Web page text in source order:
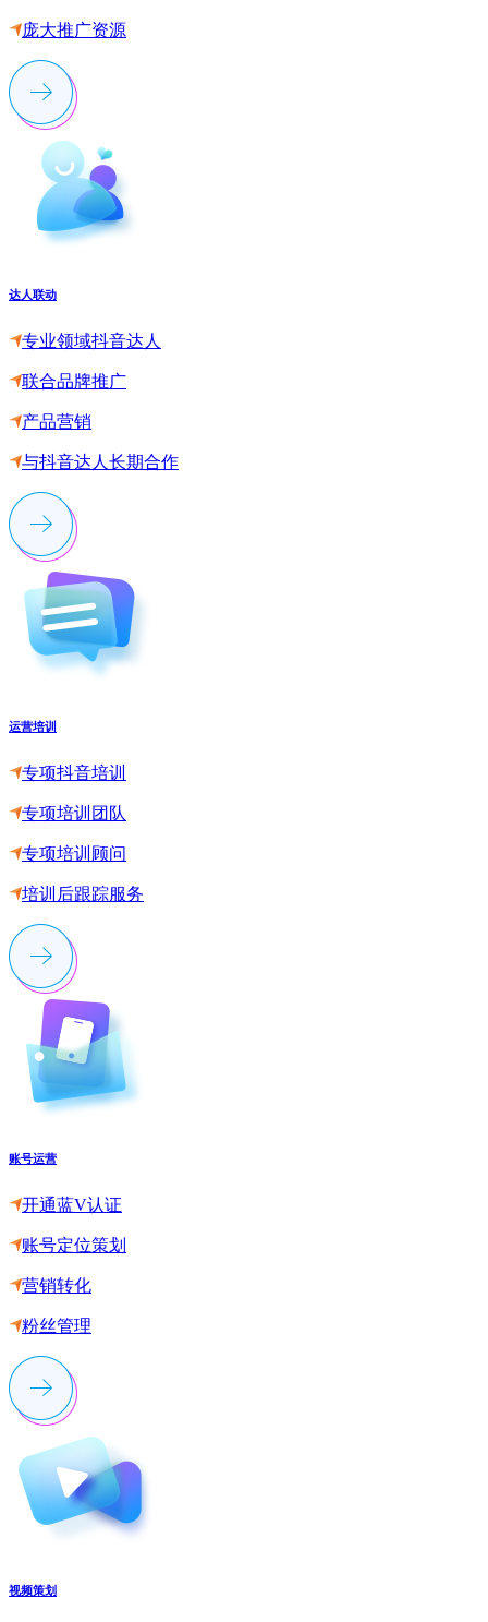
庞大推广资源
达人联动
专业领域抖音达人
联合品牌推广
产品营销
与抖音达人长期合作
运营培训
专项抖音培训
专项培训团队
专项培训顾问
培训后跟踪服务
账号运营
开通蓝V认证
账号定位策划
营销转化
粉丝管理
视频策划